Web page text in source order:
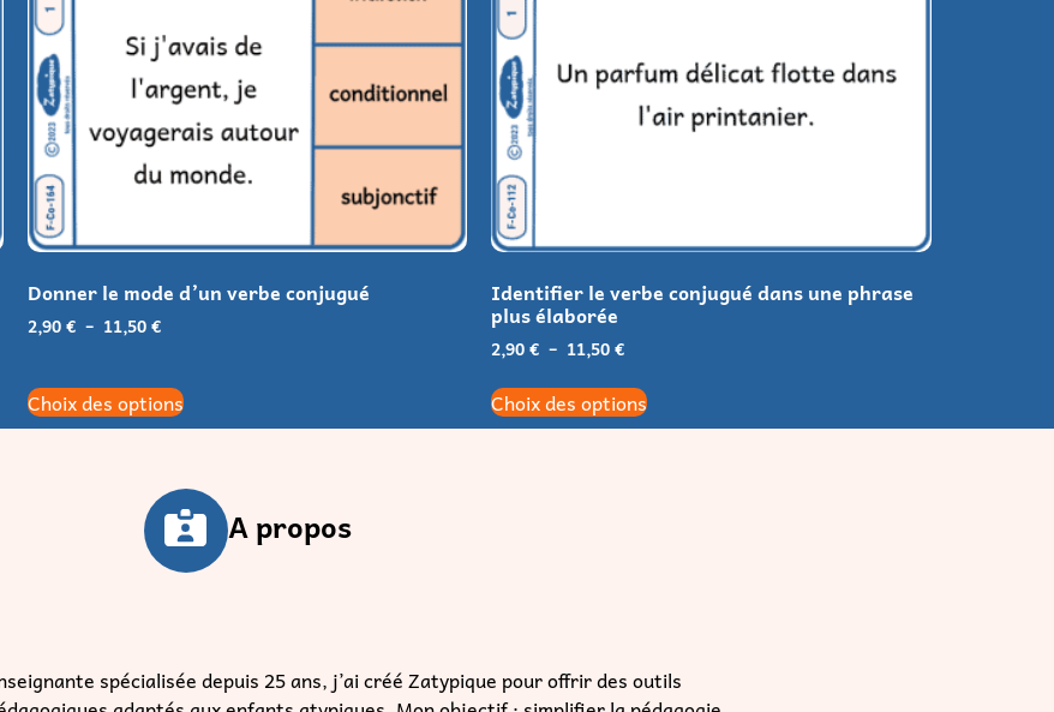
Donner le mode d’un verbe conjugué
2,90€
Choix des options
Identifier le verbe conjugué dans une phrase
plus élaborée
2,90€
Choix des options
A propos
pédagogiques adaptés aux enfants atypiques. Mon objectif : simplifier la pédagogie
et redonner confiance aux familles comme aux professionnels.